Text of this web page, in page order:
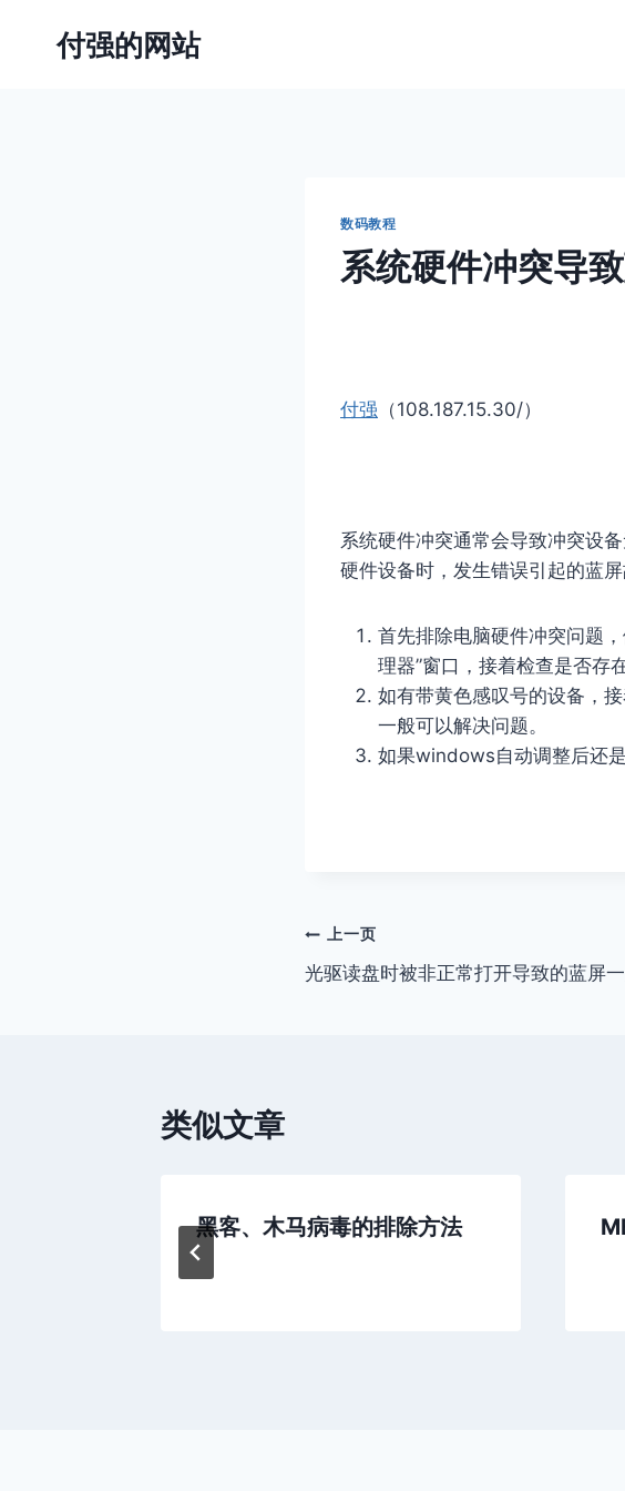
付强的网站
数码教程
系统硬件冲突导
付强 （108.187.15.30/）
系统硬件冲突通常会导致冲突设
硬件设备时，发生错误引起的蓝
首先排除电脑硬件冲突问题
理器”窗口，接着检查是否存
如有带黄色感叹号的设备，
一般可以解决问题。
如果windows自动调整后还
文
章
上一页
光驱读盘时被非正常打开导致的蓝屏
类似文章
黑客、木马病毒的排除方法